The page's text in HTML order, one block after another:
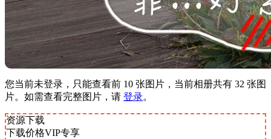
您当前未登录，只能查看前 10 张图片，当前相册共有 32 张图
片。如需查看完整图片，请 登录。
资源下载
下载价格VIP专享